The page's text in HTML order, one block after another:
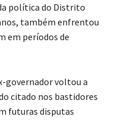
política do Distrito
também enfrentou
em períodos de
governador voltou a
citado nos bastidores
futuras disputas